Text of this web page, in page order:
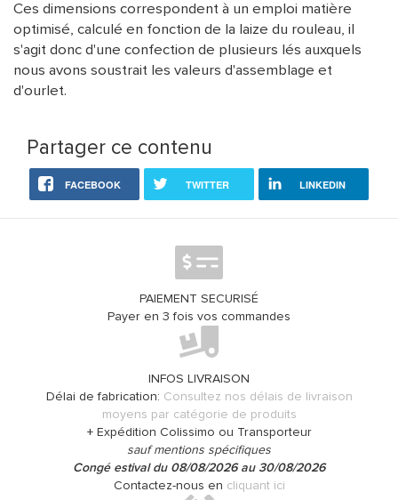
Ces dimensions correspondent à un emploi matière
optimisé, calculé en fonction de la laize du rouleau, il
s'agit donc d'une confection de plusieurs lés auxquels
nous avons soustrait les valeurs d'assemblage et
d'ourlet.
Partager ce contenu
FACEBOOK TWITTER LINKEDIN
PAIEMENT SECURISÉ
Payer en 3 fois vos commandes
INFOS LIVRAISON
Délai de fabrication: Consultez nos délais de livraison
moyens par catégorie de produits
+ Expédition Colissimo ou Transporteur
sauf mentions spécifiques
Congé estival du 08/08/2026 au 30/08/2026
Contactez-nous en cliquant ici